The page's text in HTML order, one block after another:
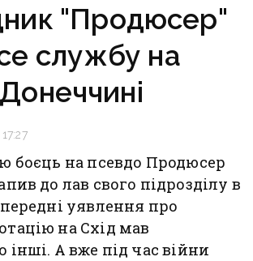
"Продюсер"
службу на
Донеччині
боєць на псевдо Продюсер
до лав свого підрозділу в
уявлення про
на Схід мав
інші. А вже під час війни